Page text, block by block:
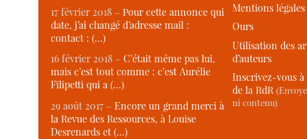
17 février 2018 –Pour cette annonce qui
date, j’ai changé d’adresse mail :
contact : (…)
16 février 2018 –C’était même pas lui,
mais c’est tout comme : c’est Aurélie
Filipetti qui a (…)
29 août 2017 –Encore un grand merci à
la Revue des Ressources, à Louise
Desrenards et (…)
Mentions légales
Ours
Utilisation des
d’auteurs
Inscrivez-vous
de la RdR
ni contenu)